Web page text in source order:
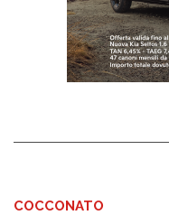
COCCONATO